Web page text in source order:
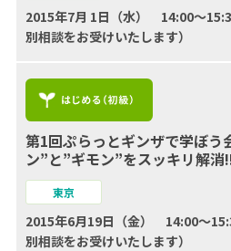
2015年7月 1日（水） 14:00～
別相談をお受けいたします）
第1回ぷらっとギンザで学ぼ
ン”と”ギモン”をスッキリ解消
東京
2015年6月19日（金） 14:00～
別相談をお受けいたします）